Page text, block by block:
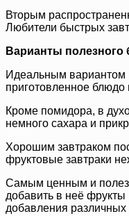
Вторым
Любители быстрых
Варианты полезного
Идеальным вариантом
приготовленное
Кроме помидора, в
немного сахара и
Хорошим завтраком
фруктовые завтраки
Самым ценным и
добавить в неё
добавления